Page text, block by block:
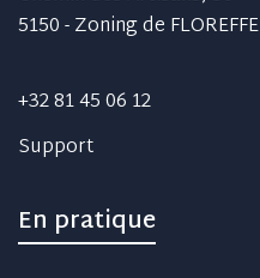
5150 - Zoning de FLOREFFE
+32 81 45 06 12
Support
En pratique